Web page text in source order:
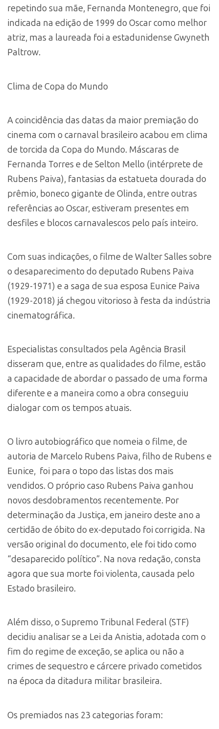
repetindo sua mãe, Fernanda Montenegro, que foi
indicada na edição de 1999 do Oscar como melhor
atriz, mas a laureada foi a estadunidense Gwyneth
Paltrow.
Clima de Copa do Mundo
A coincidência das datas da maior premiação do
cinema com o carnaval brasileiro acabou em clima
de torcida da Copa do Mundo. Máscaras de
Fernanda Torres e de Selton Mello (intérprete de
Rubens Paiva), fantasias da estatueta dourada do
prêmio, boneco gigante de Olinda, entre outras
referências ao Oscar, estiveram presentes em
desfiles e blocos carnavalescos pelo país inteiro.
Com suas indicações, o filme de Walter Salles sobre
o desaparecimento do deputado Rubens Paiva
(1929-1971) e a saga de sua esposa Eunice Paiva
(1929-2018) já chegou vitorioso à festa da indústria
cinematográfica.
Especialistas consultados pela Agência Brasil
disseram que, entre as qualidades do filme, estão
a capacidade de abordar o passado de uma forma
diferente e a maneira como a obra conseguiu
dialogar com os tempos atuais.
O livro autobiográfico que nomeia o filme, de
autoria de Marcelo Rubens Paiva, filho de Rubens e
Eunice, foi para o topo das listas dos mais
vendidos. O próprio caso Rubens Paiva ganhou
novos desdobramentos recentemente. Por
determinação da Justiça, em janeiro deste ano a
certidão de óbito do ex-deputado foi corrigida. Na
versão original do documento, ele foi tido como
“desaparecido político”. Na nova redação, consta
agora que sua morte foi violenta, causada pelo
Estado brasileiro.
Além disso, o Supremo Tribunal Federal (STF)
decidiu analisar se a Lei da Anistia, adotada com o
fim do regime de exceção, se aplica ou não a
crimes de sequestro e cárcere privado cometidos
na época da ditadura militar brasileira.
Os premiados nas 23 categorias foram: